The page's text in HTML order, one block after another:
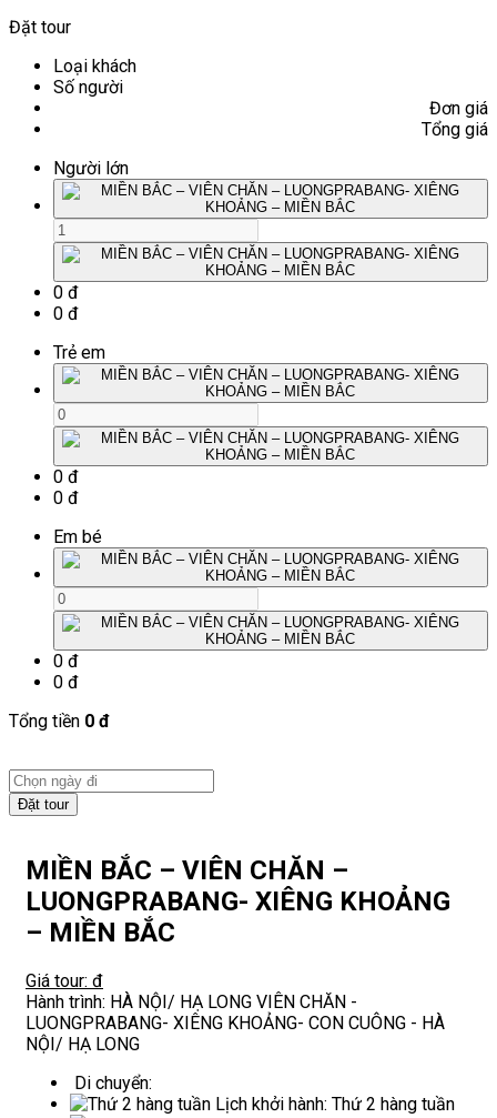
Đặt tour
Loại khách
Số người
Đơn giá
Tổng giá
Người lớn
0 đ
0 đ
Trẻ em
0 đ
0 đ
Em bé
0 đ
0 đ
Tổng tiền 0 đ
Đặt tour
MIỀN BẮC – VIÊN CHĂN –
LUONGPRABANG- XIÊNG KHOẢNG
– MIỀN BẮC
Giá tour: đ
Hành trình: HÀ NỘI/ HẠ LONG VIÊN CHĂN -
LUONGPRABANG- XIÊNG KHOẢNG- CON CUÔNG - HÀ
NỘI/ HẠ LONG
Di chuyển:
Lịch khởi hành: Thứ 2 hàng tuần